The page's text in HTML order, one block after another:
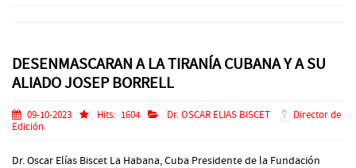
DESENMASCARAN A LA TIRANÍA CUBANA Y A SU
ALIADO JOSEP BORRELL
09-10-2023 Hits: 1604 Dr. OSCAR ELIAS BISCET
Director de
Edición
Dr. Oscar Elías Biscet La Habana, Cuba Presidente de la Fundación